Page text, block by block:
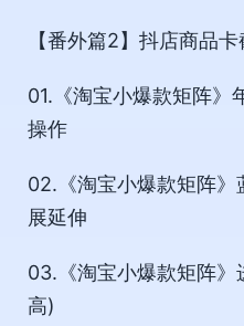
【番外篇2】抖店商品
01.《淘宝小爆款矩阵
操作
02.《淘宝小爆款矩阵
展延伸
03.《淘宝小爆款矩阵
高)